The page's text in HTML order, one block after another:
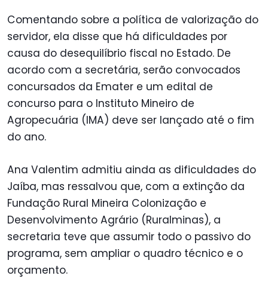
Comentando sobre a política de valorização do
servidor, ela disse que há dificuldades por
causa do desequilíbrio fiscal no Estado. De
acordo com a secretária, serão convocados
concursados da Emater e um edital de
concurso para o Instituto Mineiro de
Agropecuária (IMA) deve ser lançado até o fim
do ano.
Ana Valentim admitiu ainda as dificuldades do
Jaíba, mas ressalvou que, com a extinção da
Fundação Rural Mineira Colonização e
Desenvolvimento Agrário (Ruralminas), a
secretaria teve que assumir todo o passivo do
programa, sem ampliar o quadro técnico e o
orçamento.